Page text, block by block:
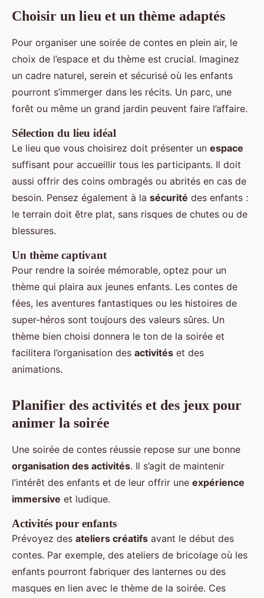
Choisir un lieu et un thème adaptés
Pour organiser une soirée de contes en plein air, le
choix de l’espace et du thème est crucial. Imaginez
un cadre naturel, serein et sécurisé où les enfants
pourront s’immerger dans les récits. Un parc, une
forêt ou même un grand jardin peuvent faire l’affaire.
Sélection du lieu idéal
Le lieu que vous choisirez doit présenter un espace
suffisant pour accueillir tous les participants. Il doit
aussi offrir des coins ombragés ou abrités en cas de
besoin. Pensez également à la sécurité des enfants :
le terrain doit être plat, sans risques de chutes ou de
blessures.
Un thème captivant
Pour rendre la soirée mémorable, optez pour un
thème qui plaira aux jeunes enfants. Les contes de
fées, les aventures fantastiques ou les histoires de
super-héros sont toujours des valeurs sûres. Un
thème bien choisi donnera le ton de la soirée et
facilitera l’organisation des activités et des
animations.
Planifier des activités et des jeux pour
animer la soirée
Une soirée de contes réussie repose sur une bonne
organisation des activités. Il s’agit de maintenir
l’intérêt des enfants et de leur offrir une expérience
immersive et ludique.
Activités pour enfants
Prévoyez des ateliers créatifs avant le début des
contes. Par exemple, des ateliers de bricolage où les
enfants pourront fabriquer des lanternes ou des
masques en lien avec le thème de la soirée. Ces